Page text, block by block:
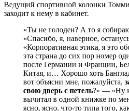
Ведущий спортивной колонки
заходит к нему в кабинет.
«Ты не голоден? А то я
«Спасибо, я, наверное,
«Корпоративная этика, я это
эта страна до сих пор номер
после Германии и Франции,
Китая, и… Хорошо хоть
вот объясни мне, пожалуйста,
свою дверь с петель?» — «Ну
вычитал в одной книжке по
ясно, ясно, что-то типа того,